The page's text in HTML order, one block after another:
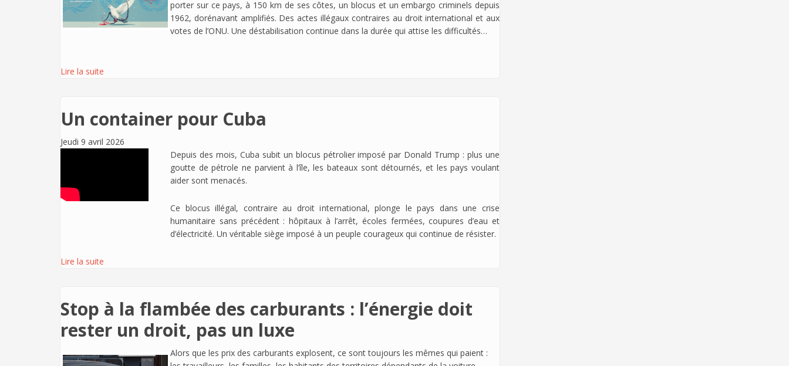
porter sur ce pays, à 150 km de ses côtes, un blocus et un embargo criminels depuis
1962, dorénavant amplifiés. Des actes illégaux contraires au droit international et aux
votes de l’ONU. Une déstabilisation continue dans la durée qui attise les difficultés…
Lire la suite
Un container pour Cuba
Jeudi 9 avril 2026
Depuis des mois, Cuba subit un blocus pétrolier imposé par Donald Trump : plus une
goutte de pétrole ne parvient à l’île, les bateaux sont détournés, et les pays voulant
aider sont menacés.
Ce blocus illégal, contraire au droit international, plonge le pays dans une crise
humanitaire sans précédent : hôpitaux à l’arrêt, écoles fermées, coupures d’eau et
d’électricité. Un véritable siège imposé à un peuple courageux qui continue de résister.
Lire la suite
Stop à la flambée des carburants : l’énergie doit
rester un droit, pas un luxe
Alors que les prix des carburants explosent, ce sont toujours les mêmes qui paient :